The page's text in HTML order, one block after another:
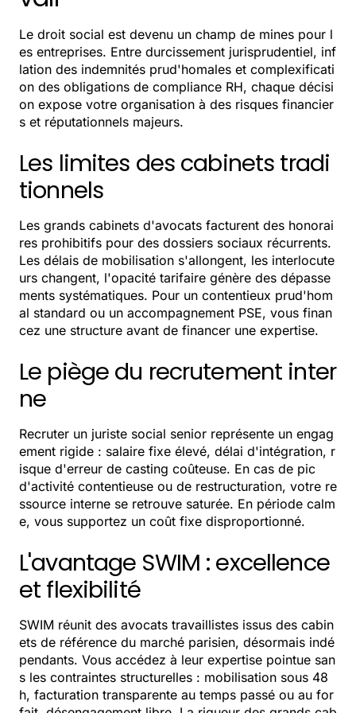
Le droit social est devenu un champ de mines pour l
es entreprises. Entre durcissement jurisprudentiel, inf
lation des indemnités prud'homales et complexificati
on des obligations de compliance RH, chaque décisi
on expose votre organisation à des risques financier
s et réputationnels majeurs.
Les limites des cabinets tradi
tionnels
Les grands cabinets d'avocats facturent des honorai
res prohibitifs pour des dossiers sociaux récurrents.
Les délais de mobilisation s'allongent, les interlocute
urs changent, l'opacité tarifaire génère des dépasse
ments systématiques. Pour un contentieux prud'hom
al standard ou un accompagnement PSE, vous finan
cez une structure avant de financer une expertise.
Le piège du recrutement inter
ne
Recruter un juriste social senior représente un engag
ement rigide : salaire fixe élevé, délai d'intégration, r
isque d'erreur de casting coûteuse. En cas de pic
d'activité contentieuse ou de restructuration, votre re
ssource interne se retrouve saturée. En période calm
e, vous supportez un coût fixe disproportionné.
L'avantage SWIM : excellence
et flexibilité
SWIM réunit des avocats travaillistes issus des cabin
ets de référence du marché parisien, désormais indé
pendants. Vous accédez à leur expertise pointue san
s les contraintes structurelles : mobilisation sous 48
h, facturation transparente au temps passé ou au for